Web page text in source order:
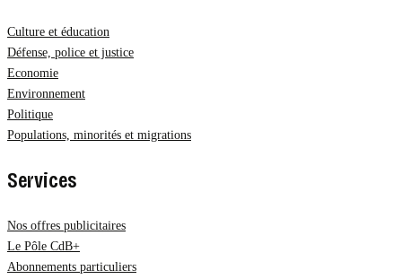
Culture et éducation
Défense, police et justice
Economie
Environnement
Politique
Populations, minorités et migrations
Services
Nos offres publicitaires
Le Pôle CdB+
Abonnements particuliers